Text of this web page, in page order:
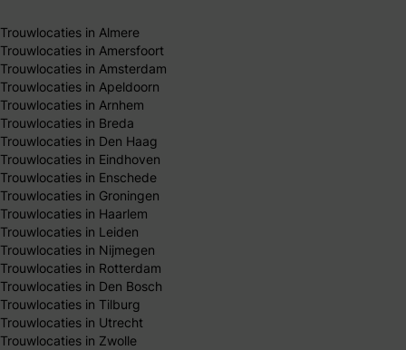
Trouwlocaties in Almere
Trouwlocaties in Amersfoort
Trouwlocaties in Amsterdam
Trouwlocaties in Apeldoorn
Trouwlocaties in Arnhem
Trouwlocaties in Breda
Trouwlocaties in Den Haag
Trouwlocaties in Eindhoven
Trouwlocaties in Enschede
Trouwlocaties in Groningen
Trouwlocaties in Haarlem
Trouwlocaties in Leiden
Trouwlocaties in Nijmegen
Trouwlocaties in Rotterdam
Trouwlocaties in Den Bosch
Trouwlocaties in Tilburg
Trouwlocaties in Utrecht
Trouwlocaties in Zwolle